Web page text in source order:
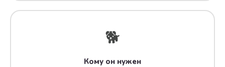
🐕
Кому он нужен